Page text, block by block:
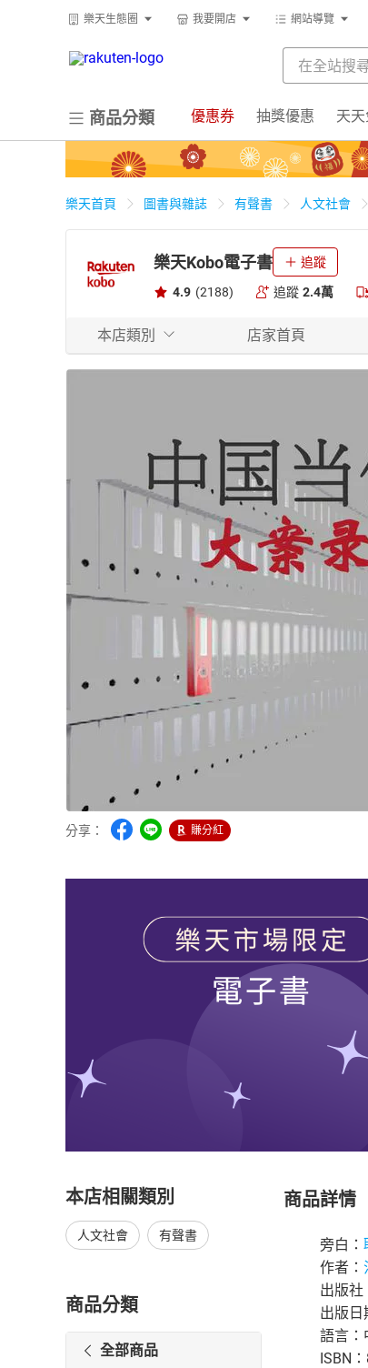
樂天生態圈 我要開店 網站導覽
商品分類 優惠券 抽獎優惠 天
樂天首頁 圖書與雜誌 有聲書 人文社會
樂天Kobo電子書 追蹤
4.9 (2188) 追蹤 2.4萬
本店類別 店家首頁
分享： 賺分紅
本店相關類別
人文社會 有聲書
商品分類
全部商品
商品詳情
旁白：
作者：
出版社
出版
語言：
ISBN